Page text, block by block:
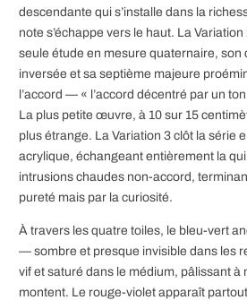
descendante qui s’installe dans la
note s’échappe vers le haut. La Variation
seule étude en mesure quaternaire, son
inversée et sa septième majeure
l’accord — « l’accord décentré par un
La plus petite œuvre, à 10 sur 15
plus étrange. La Variation 3 clôt la série
acrylique, échangeant entièrement la
intrusions chaudes non-accord,
pureté mais par la curiosité.
À travers les quatre toiles, le bleu-vert
— sombre et presque invisible dans les
vif et saturé dans le médium, pâlissant à
montent. Le rouge-violet apparaît